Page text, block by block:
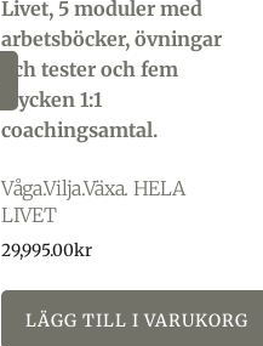
Våga.Vilja.Växa. HELA
LIVET
29,995.00kr
LÄGG TILL I VARUKORG